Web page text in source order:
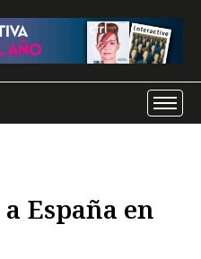
España en